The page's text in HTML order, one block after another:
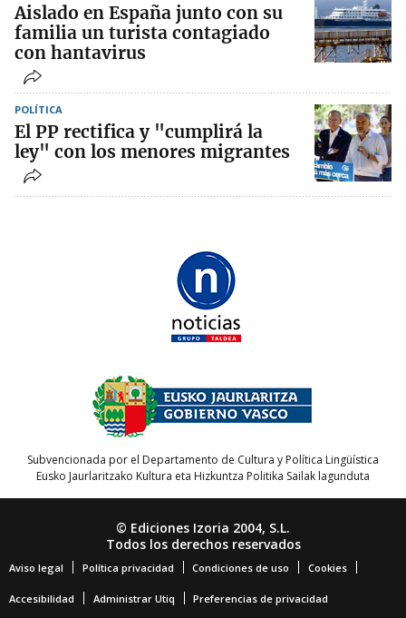
Aislado en España junto con su
familia un turista contagiado
con hantavirus
POLÍTICA
El PP rectifica y "cumplirá la
ley" con los menores migrantes
Subvencionada por el Departamento de Cultura y Política Lingüística
Eusko Jaurlaritzako Kultura eta Hizkuntza Politika Sailak lagunduta
© Ediciones Izoria 2004, S.L.
Todos los derechos reservados
Aviso legal Política privacidad Condiciones de uso Cookies
Accesibilidad Administrar Utiq Preferencias de privacidad